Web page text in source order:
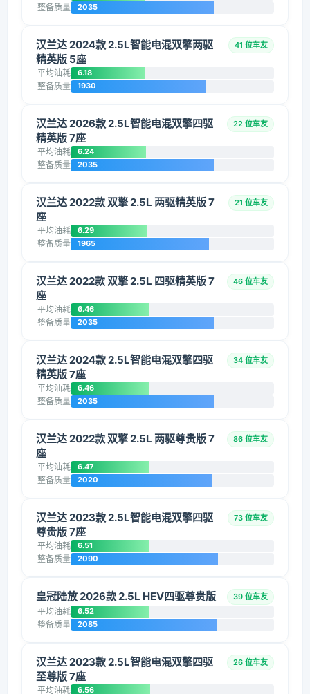
整备质量 2035
汉兰达 2024款 2.5L智能电混双擎两驱
精英版 5座
41 位车友
平均油耗 6.18
整备质量 1930
汉兰达 2026款 2.5L智能电混双擎四驱
精英版 7座
22 位车友
平均油耗 6.24
整备质量 2035
汉兰达 2022款 双擎 2.5L 两驱精英版 7
座
21 位车友
平均油耗 6.29
整备质量 1965
汉兰达 2022款 双擎 2.5L 四驱精英版 7
座
46 位车友
平均油耗 6.46
整备质量 2035
汉兰达 2024款 2.5L智能电混双擎四驱
精英版 7座
34 位车友
平均油耗 6.46
整备质量 2035
汉兰达 2022款 双擎 2.5L 两驱尊贵版 7
座
86 位车友
平均油耗 6.47
整备质量 2020
汉兰达 2023款 2.5L智能电混双擎四驱
尊贵版 7座
73 位车友
平均油耗 6.51
整备质量 2090
皇冠陆放 2026款 2.5L HEV四驱尊贵版 39 位车友
平均油耗 6.52
整备质量 2085
汉兰达 2023款 2.5L智能电混双擎四驱
至尊版 7座
26 位车友
平均油耗 6.56